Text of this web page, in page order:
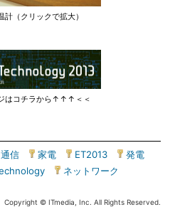
（クリックで拡大）
はコチラから↑↑↑＜＜
通信 家電 ET2013 発電
ネットワーク
Copyright © ITmedia, Inc. All Rights Reserved.